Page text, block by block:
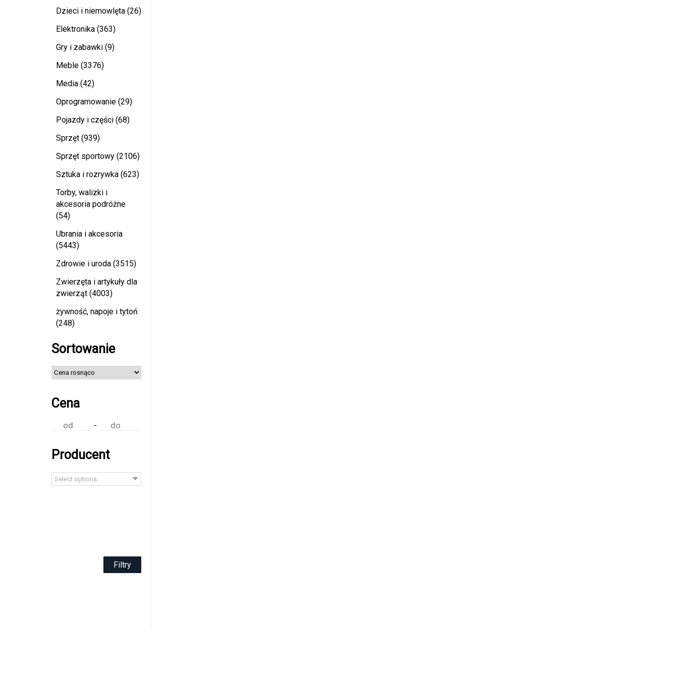
Dzieci i niemowlęta (26)
Elektronika (363)
Gry i zabawki (9)
Meble (3376)
Media (42)
Oprogramowanie (29)
Pojazdy i części (68)
Sprzęt (939)
Sprzęt sportowy (2106)
Sztuka i rozrywka (623)
Torby, walizki i
akcesoria podróżne
(54)
Ubrania i akcesoria
(5443)
Zdrowie i uroda (3515)
Zwierzęta i artykuły dla
zwierząt (4003)
żywność, napoje i tytoń
(248)
Sortowanie
Cena
-
Producent
Select options
Filtry